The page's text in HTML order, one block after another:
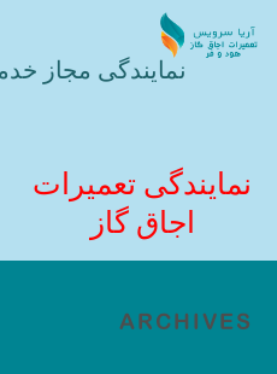
نمایندگی مجاز
نمایندگی تعمیرات
اجاق گاز
ARCHIVES